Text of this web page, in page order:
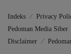
Indeks Privacy
Pedoman Media Siber
Disclaimer